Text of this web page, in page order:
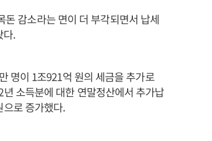
감소라는 면이 더 부각되면서 납세
다.
명이 1조921억 원의 세금을 추가로
소득분에 대한 연말정산에서 추가납
로 증가했다.